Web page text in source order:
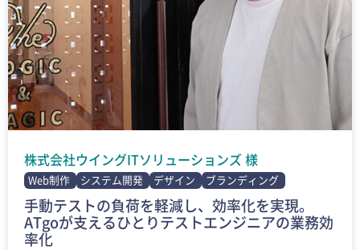
株式会社ウイングITソリューションズ 様
Web制作 システム開発 デザイン ブランディング
手動テストの負荷を軽減し、効率化を実現。
ATgoが支えるひとりテストエンジニアの業務効
率化